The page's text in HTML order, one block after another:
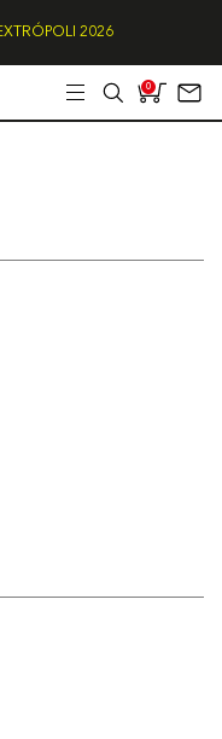
2026
0